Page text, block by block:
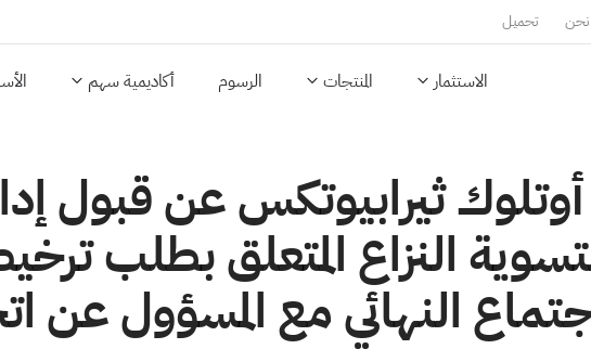
تحميل
الاستثمار المنتجات الرسوم أكاديمية سهم
ثيرابيوتكس عن قبول
النزاع المتعلق بطلب
النهائي مع المسؤول عن